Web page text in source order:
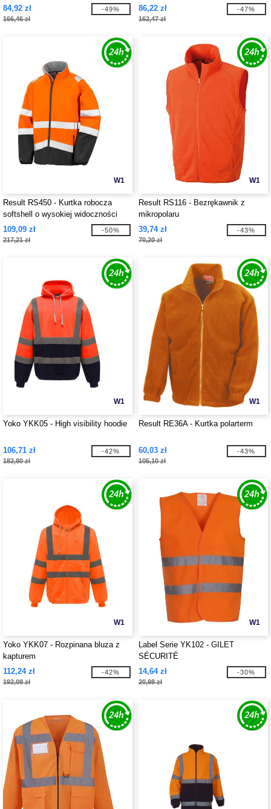
84,92 zł
166,46 zł
-49% 86,22 zł
162,47 zł
-47%
W1
Result RS450 - Kurtka robocza
softshell o wysokiej widoczności
109,09 zł
217,21 zł
-50%
W1
Result RS116 - Bezrękawnik z
mikropolaru
39,74 zł
70,20 zł
-43%
W1
Yoko YKK05 - High visibility hoodie
106,71 zł
182,80 zł
-42%
W1
Result RE36A - Kurtka polarterm
60,03 zł
105,10 zł
-43%
W1
Yoko YKK07 - Rozpinana bluza z
kapturem
112,24 zł
192,08 zł
-42%
W1
Label Serie YK102 - GILET
SÉCURITÉ
14,64 zł
20,98 zł
-30%